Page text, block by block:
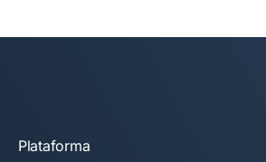
Plataforma